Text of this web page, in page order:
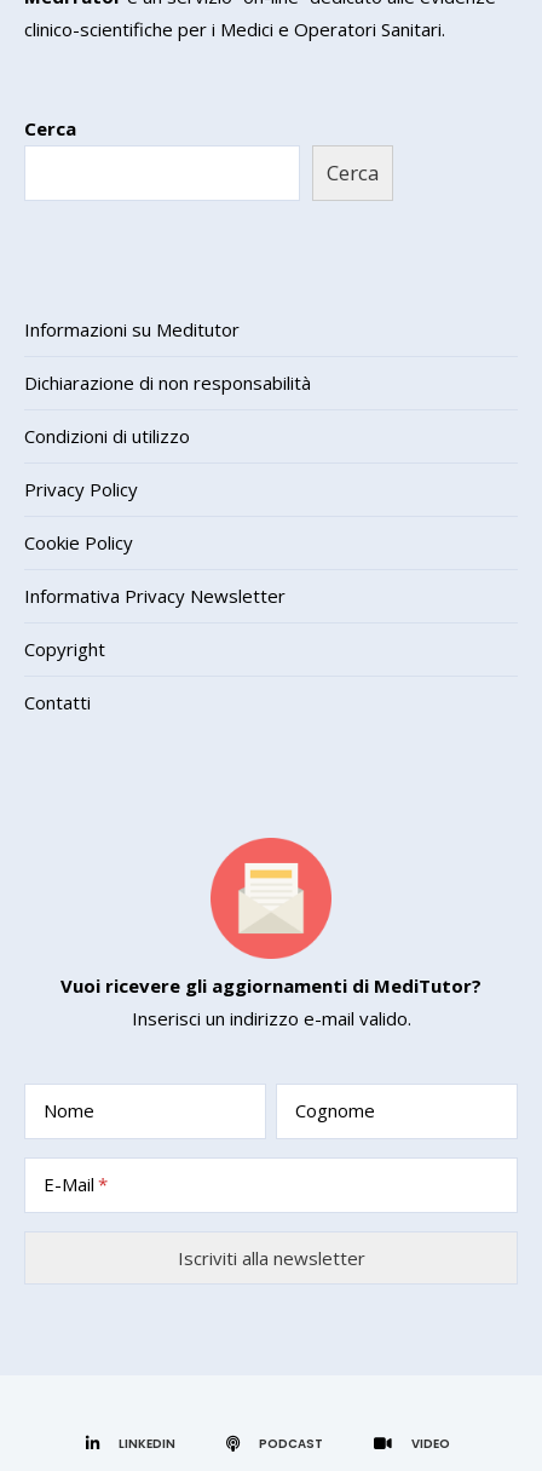
clinico-scientifiche per i Medici e Operatori Sanitari.
Cerca
Cerca
Informazioni su Meditutor
Dichiarazione di non responsabilità
Condizioni di utilizzo
Privacy Policy
Cookie Policy
Informativa Privacy Newsletter
Copyright
Contatti
Vuoi ricevere gli aggiornamenti di MediTutor?
Inserisci un indirizzo e-mail valido.
Nome Cognome
E-Mail
LINKEDIN